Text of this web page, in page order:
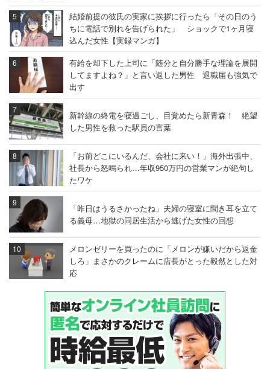
結婚前提の彼氏の実家に挨拶に行ったら「その日のう
ちに電話で別れを告げられた」 ショックで1ヶ月寝
込んだ女性【実録マンガ】
有給を却下した上司に「随分と自分勝手な理論を展開
してますよね？」と言い返した男性 退職届も強気で
出す
新幹線の終電を寝過ごし、目覚めたら新青森！ 絶望
した男性を救った駅員の言葉
「お前どこにいるんだ、会社に来い！」海外出張中、
社長から怒鳴られ…年収950万円の営業マンが絶句し
たワケ
「昨日はうるさかったね」夫婦の寝室に聞き耳を立て
る義母…地獄の同居生活から逃げた女性の回想
メロンゼリーを買ったのに「メロンが嫌いだから返金
しろ」まさかのクレームに店長がとった毅然とした対
応